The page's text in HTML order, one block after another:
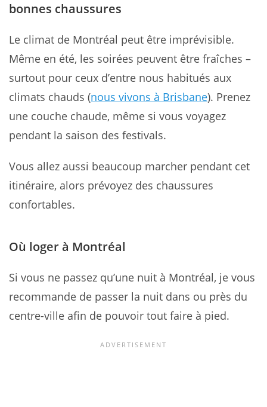
bonnes chaussures
Le climat de Montréal peut être imprévisible.
Même en été, les soirées peuvent être fraîches –
surtout pour ceux d’entre nous habitués aux
climats chauds (nous vivons à Brisbane). Prenez
une couche chaude, même si vous voyagez
pendant la saison des festivals.
Vous allez aussi beaucoup marcher pendant cet
itinéraire, alors prévoyez des chaussures
confortables.
Où loger à Montréal
Si vous ne passez qu’une nuit à Montréal, je vous
recommande de passer la nuit dans ou près du
centre-ville afin de pouvoir tout faire à pied.